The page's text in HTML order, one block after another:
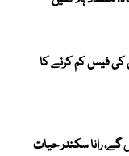
کی فیس کم کرنے کا